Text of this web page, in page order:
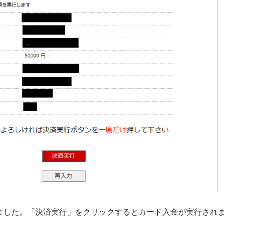
た。「決済実行」をクリックするとカード入金が実行されま